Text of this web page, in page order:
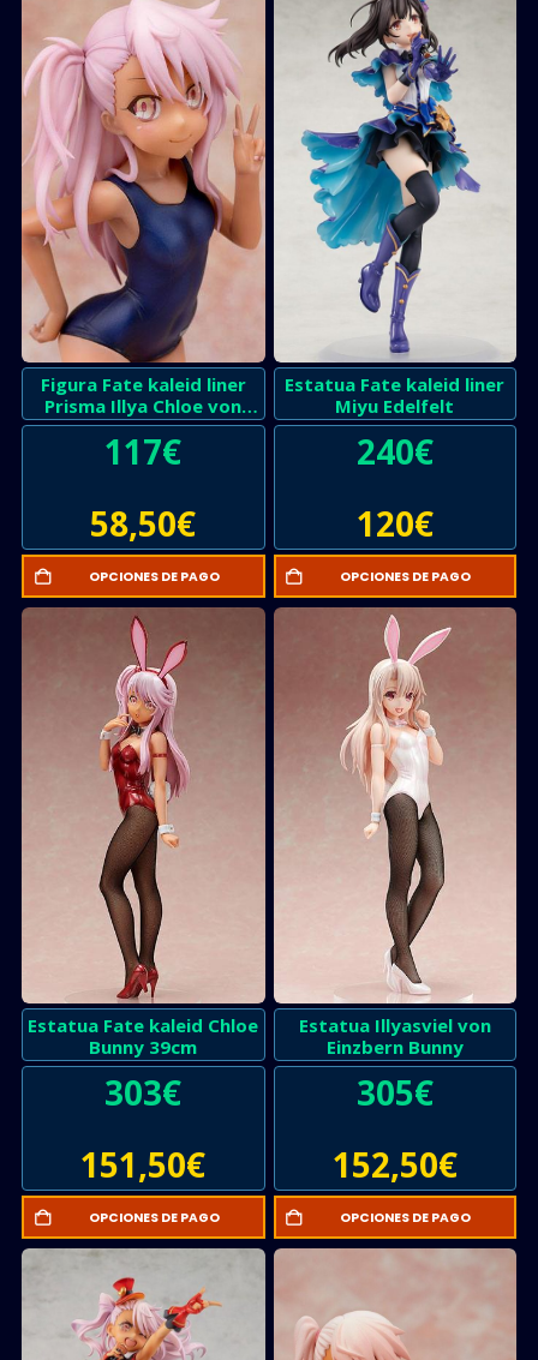
Figura Fate kaleid liner
Prisma Illya Chloe von
Einzbern
117€
58,50€
OPCIONES DE PAGO
Estatua Fate kaleid liner
Miyu Edelfelt
240€
120€
OPCIONES DE PAGO
Estatua Fate kaleid Chloe
Bunny 39cm
303€
151,50€
OPCIONES DE PAGO
Estatua Illyasviel von
Einzbern Bunny
305€
152,50€
OPCIONES DE PAGO